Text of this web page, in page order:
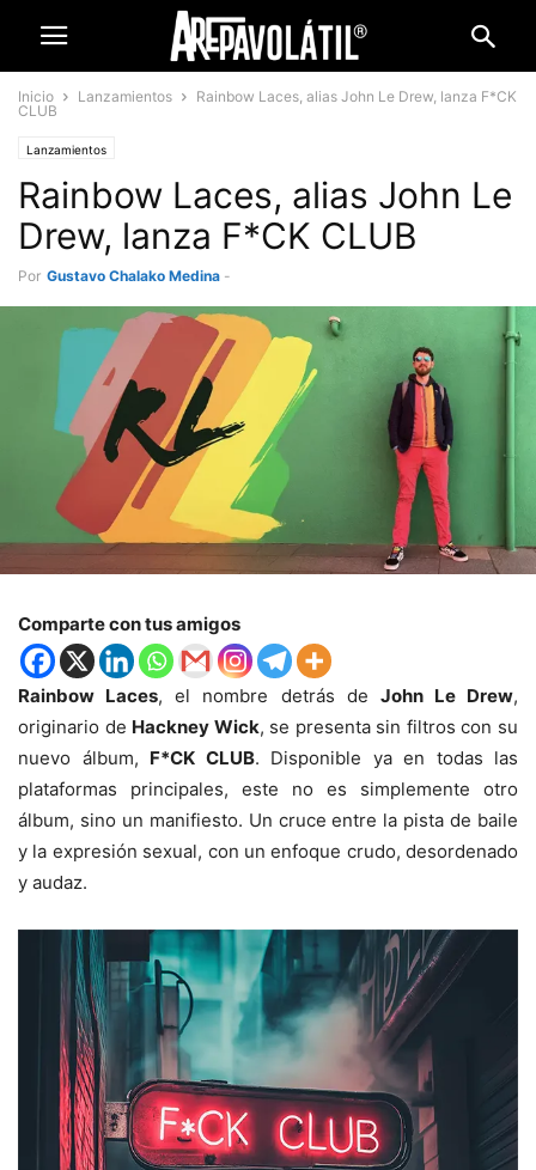
Inicio Lanzamientos
Rainbow Laces, alias John Le Drew, lanza F*CK
CLUB
Lanzamientos
Rainbow Laces, alias John Le
Drew, lanza F*CK CLUB
Por Gustavo Chalako Medina -
Comparte con tus amigos
Rainbow Laces, el nombre detrás de John Le Drew,
originario de Hackney Wick, se presenta sin filtros con su
nuevo álbum, F*CK CLUB. Disponible ya en todas las
plataformas principales, este no es simplemente otro
álbum, sino un manifiesto. Un cruce entre la pista de baile
y la expresión sexual, con un enfoque crudo, desordenado
y audaz.